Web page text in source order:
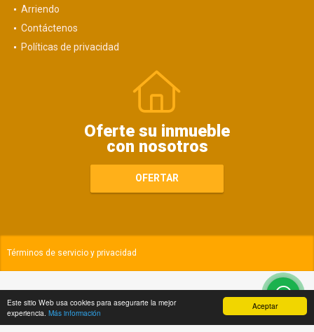
Aceptar
Este sitio Web usa cookies para asegurarte la mejor
experiencia. Más información
Arriendo
Contáctenos
Políticas de privacidad
Oferte su inmueble
con nosotros
OFERTAR
Términos de servicio y privacidad